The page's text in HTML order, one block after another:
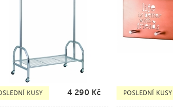
KUSY 4 290 Kč POSLEDNÍ KUSY